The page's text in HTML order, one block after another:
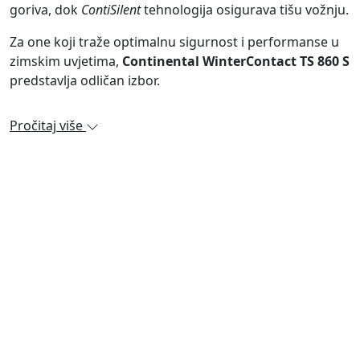
goriva, dok ContiSilenttehnologija osigurava tišu vožnju.
Za one koji traže optimalnu sigurnost i performanse u
zimskim uvjetima, Continental WinterContact TS 860 S
predstavlja odličan izbor.
Pročitaj više